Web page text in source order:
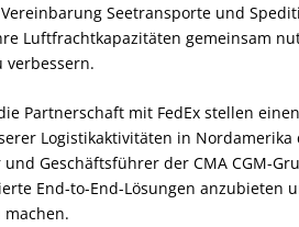
Seetransporte und
Luftfrachtkapazitäten gemeinsam
verbessern.
Partnerschaft mit FedEx stellen
Logistikaktivitäten in Nordamerika
Geschäftsführer der CMA CGM-
End-to-End-Lösungen anzubieten